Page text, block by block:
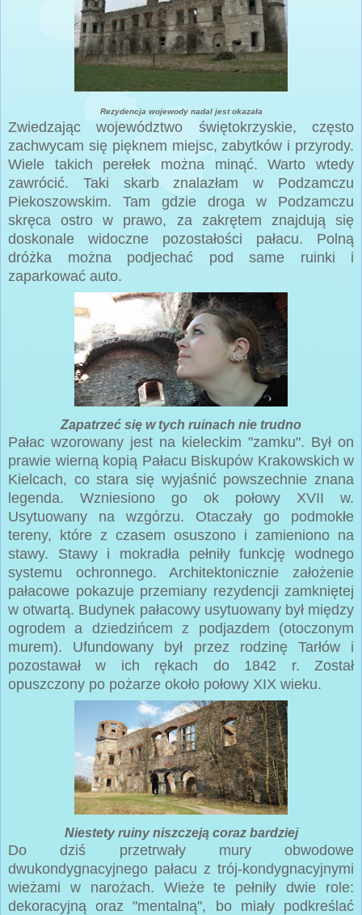
Rezydencja wojewody nadal jest okazała
Zwiedzając województwo świętokrzyskie, często
zachwycam się pięknem miejsc, zabytków i przyrody.
Wiele takich perełek można minąć. Warto wtedy
zawrócić. Taki skarb znalazłam w Podzamczu
Piekoszowskim. Tam gdzie droga w Podzamczu
skręca ostro w prawo, za zakrętem znajdują się
doskonale widoczne pozostałości pałacu. Polną
dróżka można podjechać pod same ruinki i
zaparkować auto.
Zapatrzeć się w tych ruinach nie trudno
Pałac wzorowany jest na kieleckim "zamku". Był on
prawie wierną kopią Pałacu Biskupów Krakowskich w
Kielcach, co stara się wyjaśnić powszechnie znana
legenda. Wzniesiono go ok połowy XVII w.
Usytuowany na wzgórzu. Otaczały go podmokłe
tereny, które z czasem osuszono i zamieniono na
stawy. Stawy i mokradła pełniły funkcję wodnego
systemu ochronnego. Architektonicznie założenie
pałacowe pokazuje przemiany rezydencji zamkniętej
w otwartą. Budynek pałacowy usytuowany był między
ogrodem a dziedzińcem z podjazdem (otoczonym
murem). Ufundowany był przez rodzinę Tarłów i
pozostawał w ich rękach do 1842 r. Został
opuszczony po pożarze około połowy XIX wieku.
Niestety ruiny niszczeją coraz bardziej
Do dziś przetrwały mury obwodowe
dwukondygnacyjnego pałacu z trój-kondygnacyjnymi
wieżami w narożach. Wieże te pełniły dwie role:
dekoracyjną oraz "mentalną", bo miały podkreślać